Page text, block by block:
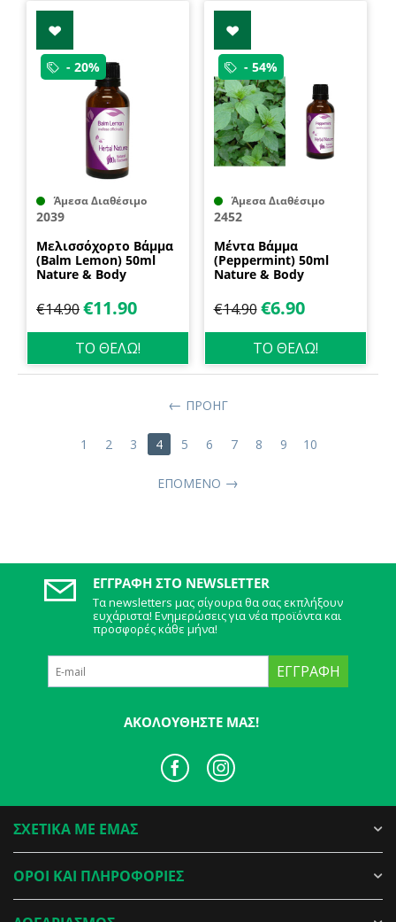
- 20%
Άμεσα Διαθέσιμο
2039
Μελισσόχορτο Βάμμα
(Balm Lemon) 50ml
Nature & Body
€14.90€11.90
ΤΟ ΘΕΛΩ!
- 54%
Άμεσα Διαθέσιμο
2452
Μέντα Βάμμα
(Peppermint) 50ml
Nature & Body
€14.90 €6.90
ΤΟ ΘΕΛΩ!
ΠΡΟΗΓ
1 2 3 4 5 6 7 8 9 10
ΕΠΌΜΕΝΟ
ΕΓΓΡΑΦΉ ΣΤΟ NEWSLETTER
Τα newsletters μας σίγουρα θα σας εκπλήξουν
ευχάριστα! Ενημερώσεις για νέα προϊόντα και
προσφορές κάθε μήνα!
ΕΓΓΡΑΦΉ
ΑΚΟΛΟΥΘΉΣΤΕ ΜΑΣ!
ΣΧΕΤΙΚΑ ΜΕ ΕΜΑΣ
ΟΡΟΙ ΚΑΙ ΠΛΗΡΟΦΟΡΙΕΣ